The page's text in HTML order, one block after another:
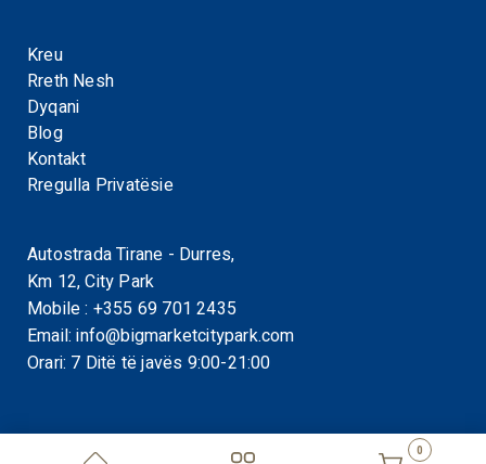
0
Kreu
Rreth Nesh
Dyqani
Blog
Kontakt
Rregulla Privatësie
Autostrada Tirane - Durres,
Km 12, City Park
Mobile : +355 69 701 2435
Email:info@bigmarketcitypark.com
Orari: 7 Ditë të javës 9:00-21:00